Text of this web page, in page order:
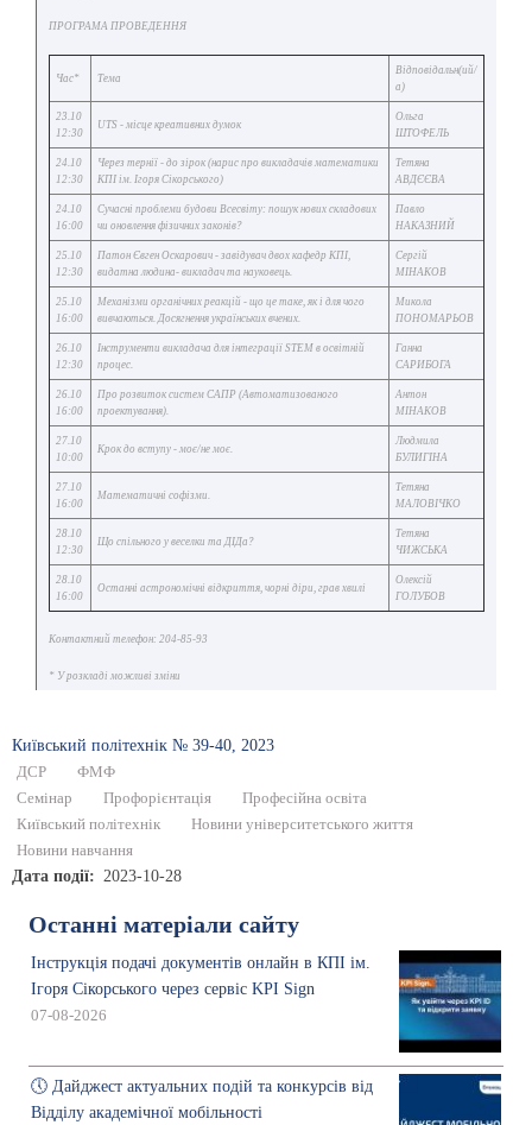
ПРОГРАМА ПРОВЕДЕННЯ
Час* Тема
Відповідальн(ий/
а)
23.10
12:30
UTS - місце креативних думок
Ольга
ШТОФЕЛЬ
24.10
12:30
Через тернії - до зірок (нарис про викладачів математики
КПІ ім. Ігоря Сікорського)
Тетяна
АВДЄЄВА
24.10
16:00
Сучасні проблеми будови Всесвіту: пошук нових складових
чи оновлення фізичних законів?
Павло
НАКАЗНИЙ
25.10
12:30
Патон Євген Оскарович - завідувач двох кафедр КПІ,
видатна людина- викладач та науковець.
Сергій
МІНАКОВ
25.10
16:00
Механізми органічних реакцій - що це таке, як і для чого
вивчаються. Досягнення українських вчених.
Микола
ПОНОМАРЬОВ
26.10
12:30
Інструменти викладача для інтеграції STEM в освітній
процес.
Ганна
САРИБОГА
26.10
16:00
Про розвиток систем САПР (Автоматизованого
проектування).
Антон
МІНАКОВ
27.10
10:00
Крок до вступу - моє/не моє.
Людмила
БУЛИГІНА
27.10
16:00
Математичні софізми.
Тетяна
МАЛОВІЧКО
28.10
12:30
Що спільного у веселки та ДІДа?
Тетяна
ЧИЖСЬКА
28.10
16:00
Останні астрономічні відкриття, чорні діри, грав хвилі
Олексій
ГОЛУБОВ
Контактний телефон: 204-85-93
* У розкладі можливі зміни
Київський полiтехнiк № 39-40, 2023
ДСР
ФМФ
Семінар
Профорієнтація
Професійна освіта
Київський політехнік
Новини університетського життя
Новини навчання
Дата події 2023-10-28
Останні матеріали сайту
Інструкція подачі документів онлайн в КПІ ім.
Ігоря Сікорського через сервіс KPI Sign
07-08-2026
🕔 Дайджест актуальних подій та конкурсів від
Відділу академічної мобільності